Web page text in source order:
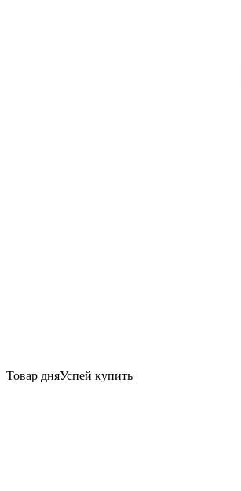
Товар дняУспей купить